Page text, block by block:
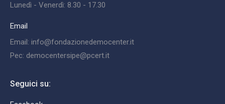
Lunedì - Venerdì: 8.30 - 17.30
Email
Email: info@fondazionedemocenter.it
Pec: democentersipe@pcert.it
Seguici su: